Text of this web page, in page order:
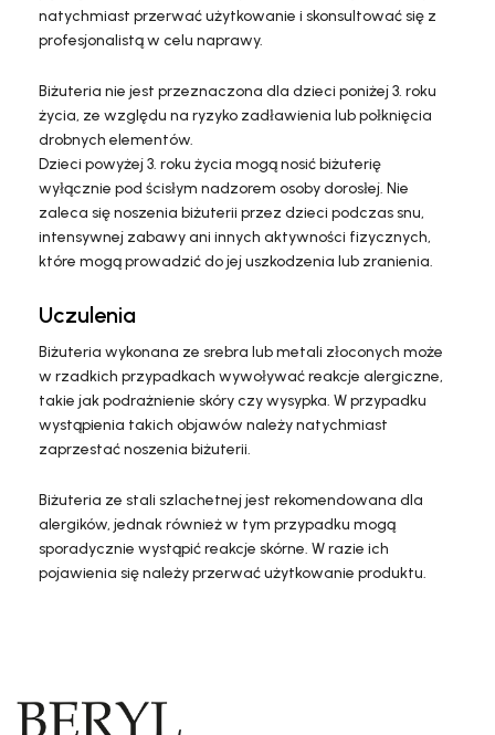
natychmiast przerwać użytkowanie i skonsultować się z
profesjonalistą w celu naprawy.
Biżuteria nie jest przeznaczona dla dzieci poniżej 3. roku
życia, ze względu na ryzyko zadławienia lub połknięcia
drobnych elementów.
Dzieci powyżej 3. roku życia mogą nosić biżuterię
wyłącznie pod ścisłym nadzorem osoby dorosłej. Nie
zaleca się noszenia biżuterii przez dzieci podczas snu,
intensywnej zabawy ani innych aktywności fizycznych,
które mogą prowadzić do jej uszkodzenia lub zranienia.
Uczulenia
Biżuteria wykonana ze srebra lub metali złoconych może
w rzadkich przypadkach wywoływać reakcje alergiczne,
takie jak podrażnienie skóry czy wysypka. W przypadku
wystąpienia takich objawów należy natychmiast
zaprzestać noszenia biżuterii.
Biżuteria ze stali szlachetnej jest rekomendowana dla
alergików, jednak również w tym przypadku mogą
sporadycznie wystąpić reakcje skórne. W razie ich
pojawienia się należy przerwać użytkowanie produktu.